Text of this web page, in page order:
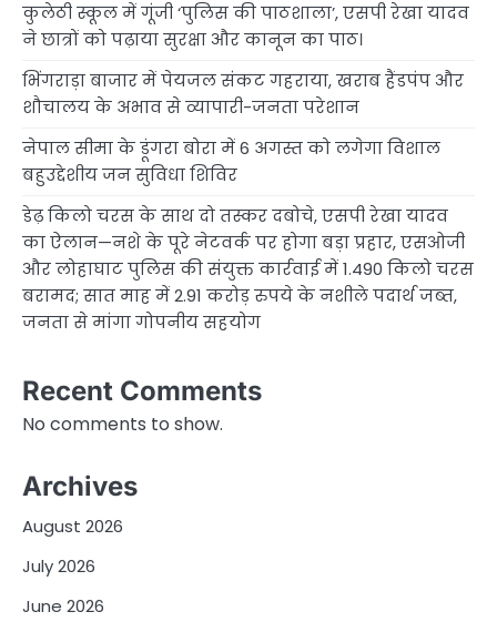
कुलेठी स्कूल में गूंजी ‘पुलिस की पाठशाला’, एसपी रेखा यादव
ने छात्रों को पढ़ाया सुरक्षा और कानून का पाठ।
भिंगराड़ा बाजार में पेयजल संकट गहराया, खराब हैंडपंप और
शौचालय के अभाव से व्यापारी-जनता परेशान
नेपाल सीमा के डूंगरा बोरा में 6 अगस्त को लगेगा विशाल
बहुउद्देशीय जन सुविधा शिविर
डेढ़ किलो चरस के साथ दो तस्कर दबोचे, एसपी रेखा यादव
का ऐलान—नशे के पूरे नेटवर्क पर होगा बड़ा प्रहार, एसओजी
और लोहाघाट पुलिस की संयुक्त कार्रवाई में 1.490 किलो चरस
बरामद; सात माह में 2.91 करोड़ रुपये के नशीले पदार्थ जब्त,
जनता से मांगा गोपनीय सहयोग
Recent Comments
No comments to show.
Archives
August 2026
July 2026
June 2026